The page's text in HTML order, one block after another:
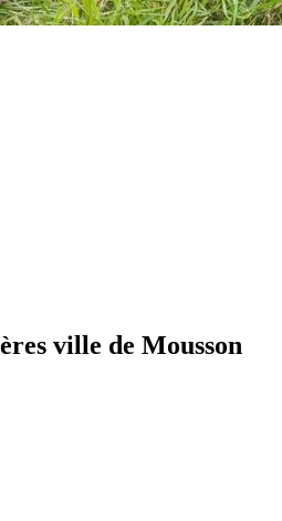
ville de Mousson